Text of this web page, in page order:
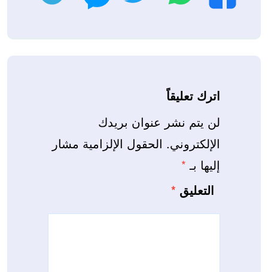
اترك تعليقاً
لن يتم نشر عنوان بريدك
الإلكتروني. الحقول الإلزامية مشار
إليها بـ *
التعليق *